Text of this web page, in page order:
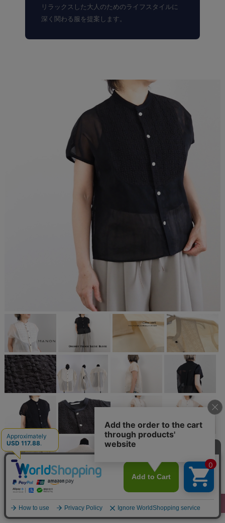
リラックスした大人のためのライフスタイルに
深く関わる服を提案します。